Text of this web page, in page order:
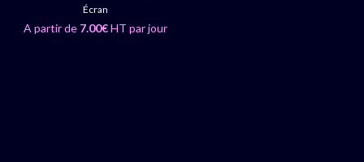
Écran
A partir de 7.00€HT par jour